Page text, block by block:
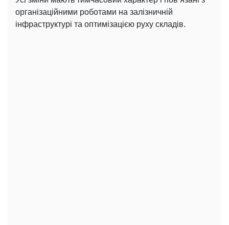
організаційними роботами на залізничній
інфраструктурі та оптимізацією руху складів.